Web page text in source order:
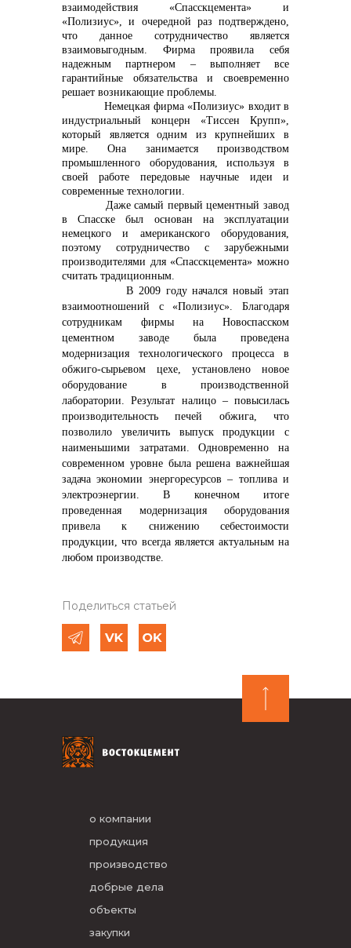
Контакты
+7 (423) 234 50 50
info@vostokcement.ru
взаимодействия «Спасскцемента» и
«Полизиус», и очередной раз подтверждено,
что данное сотрудничество является
взаимовыгодным. Фирма проявила себя
надежным партнером – выполняет все
гарантийные обязательства и своевременно
решает возникающие проблемы.
Немецкая фирма «Полизиус» входит в
индустриальный концерн «Тиссен Крупп»,
который является одним из крупнейших в
мире. Она занимается производством
промышленного оборудования, используя в
своей работе передовые научные идеи и
современные технологии.
Даже самый первый цементный завод
в Спасске был основан на эксплуатации
немецкого и американского оборудования,
поэтому сотрудничество с зарубежными
производителями для «Спасскцемента» можно
считать традиционным.
В 2009 году начался новый этап
взаимоотношений с «Полизиус». Благодаря
сотрудникам фирмы на Новоспасском
цементном заводе была проведена
модернизация технологического процесса в
обжиго-сырьевом цехе, установлено новое
оборудование в производственной
лаборатории. Результат налицо – повысилась
производительность печей обжига, что
позволило увеличить выпуск продукции с
наименьшими затратами. Одновременно на
современном уровне была решена важнейшая
задача экономии энергоресурсов – топлива и
электроэнергии. В конечном итоге
проведенная модернизация оборудования
привела к снижению себестоимости
продукции, что всегда является актуальным на
любом производстве.
Поделиться статьей
о компании
продукция
производство
добрые дела
объекты
закупки